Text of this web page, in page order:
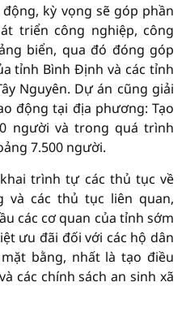
kỳ vọng sẽ góp phần
triển công nghiệp, công
biển, qua đó đóng góp
tỉnh Bình Định và các tỉnh
Nguyên. Dự án cũng giải
động tại địa phương: Tạo
người và trong quá trình
7.500 người.
trình tự các thủ tục về
và các thủ tục liên quan,
các cơ quan của tỉnh sớm
ưu đãi đối với các hộ dân
bằng, nhất là tạo điều
các chính sách an sinh xã